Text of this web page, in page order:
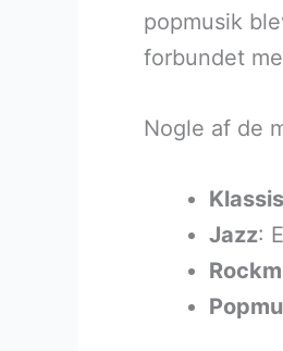
popmusik
forbundet
Nogle af de
Jazz: